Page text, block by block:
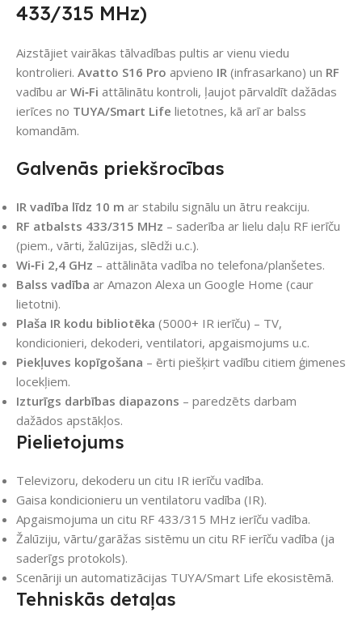
433/315 MHz)
Aizstājiet vairākas tālvadības pultis ar vienu viedu
kontrolieri. Avatto S16 Pro apvieno IR (infrasarkano) un RF
vadību ar Wi‑Fi attālinātu kontroli, ļaujot pārvaldīt dažādas
ierīces no TUYA/Smart Life lietotnes, kā arī ar balss
komandām.
Galvenās priekšrocības
IR vadība līdz 10 m ar stabilu signālu un ātru reakciju.
RF atbalsts 433/315 MHz – saderība ar lielu daļu RF ierīču
(piem., vārti, žalūzijas, slēdži u.c.).
Wi‑Fi 2,4 GHz – attālināta vadība no telefona/planšetes.
Balss vadība ar Amazon Alexa un Google Home (caur
lietotni).
Plaša IR kodu bibliotēka (5000+ IR ierīču) – TV,
kondicionieri, dekoderi, ventilatori, apgaismojums u.c.
Piekļuves kopīgošana – ērti piešķirt vadību citiem ģimenes
locekļiem.
Izturīgs darbības diapazons – paredzēts darbam
dažādos apstākļos.
Pielietojums
Televizoru, dekoderu un citu IR ierīču vadība.
Gaisa kondicionieru un ventilatoru vadība (IR).
Apgaismojuma un citu RF 433/315 MHz ierīču vadība.
Žalūziju, vārtu/garāžas sistēmu un citu RF ierīču vadība (ja
saderīgs protokols).
Scenāriji un automatizācijas TUYA/Smart Life ekosistēmā.
Tehniskās detaļas